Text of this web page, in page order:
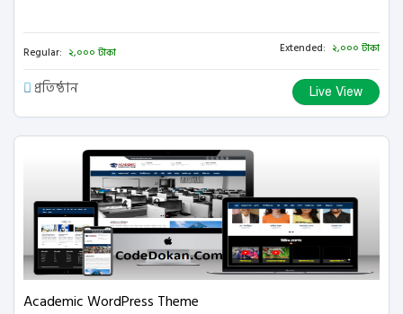
Regular: ২,০০০ টাকা Extended: ২,০০০ টাকা
প্রতিষ্ঠান Live View
Academic WordPress Theme